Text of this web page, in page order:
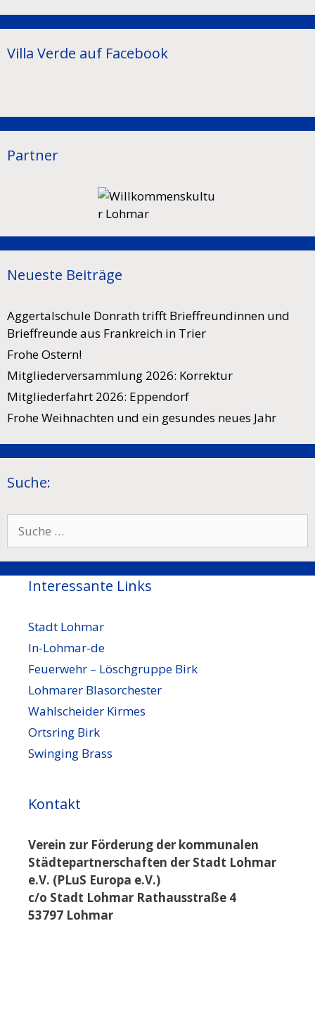
Villa Verde auf Facebook
Partner
Neueste Beiträge
Aggertalschule Donrath trifft Brieffreundinnen und
Brieffreunde aus Frankreich in Trier
Frohe Ostern!
Mitgliederversammlung 2026: Korrektur
Mitgliederfahrt 2026: Eppendorf
Frohe Weihnachten und ein gesundes neues Jahr
Suche:
nach:
Interessante Links
Stadt Lohmar
In-Lohmar-de
Feuerwehr – Löschgruppe Birk
Lohmarer Blasorchester
Wahlscheider Kirmes
Ortsring Birk
Swinging Brass
Kontakt
Verein zur Förderung der kommunalen
Städtepartnerschaften der Stadt Lohmar
e.V. (PLuS Europa e.V.)
c/o Stadt Lohmar Rathausstraße 4
53797 Lohmar